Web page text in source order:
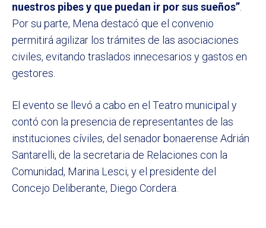
nuestros pibes y que puedan ir por sus sueños”.
Por su parte, Mena destacó que el convenio
permitirá agilizar los trámites de las asociaciones
civiles, evitando traslados innecesarios y gastos en
gestores.
El evento se llevó a cabo en el Teatro municipal y
contó con la presencia de representantes de las
instituciones cíviles, del senador bonaerense Adrián
Santarelli, de la secretaria de Relaciones con la
Comunidad, Marina Lesci, y el presidente del
Concejo Deliberante, Diego Cordera.